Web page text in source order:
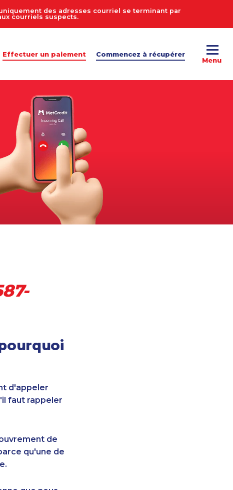
des adresses courriel se terminant par
courriels suspects.
Effectuer un paiement Commencez à récupérer
d'appeler
faut rappeler
de
qu'une de